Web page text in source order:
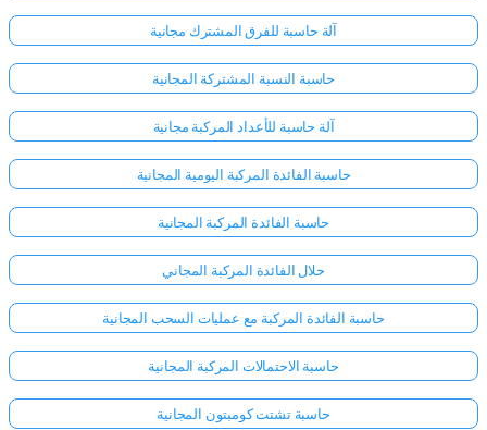
آلة حاسبة للفرق المشترك مجانية
حاسبة النسبة المشتركة المجانية
آلة حاسبة للأعداد المركبة مجانية
حاسبة الفائدة المركبة اليومية المجانية
حاسبة الفائدة المركبة المجانية
حلال الفائدة المركبة المجاني
حاسبة الفائدة المركبة مع عمليات السحب المجانية
حاسبة الاحتمالات المركبة المجانية
حاسبة تشتت كومبتون المجانية